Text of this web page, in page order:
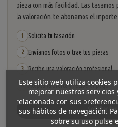
pieza con más facilidad. Las
la valoración, te abonamos el
1 Solicita tu tasación
2 Envíanos fotos o trae tus piezas
3 Recibe una valoración profesional
4 Acepta la oferta y recibe el pago
Solicitar
Ver cómo
Este sitio web utiliza cookies
mejorar nuestros
relacionada con sus
sus hábitos de navegación.
sobre su uso pulse